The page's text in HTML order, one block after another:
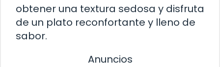
obtener una textura sedosa y disfruta
de un plato reconfortante y lleno de
sabor.
Anuncios